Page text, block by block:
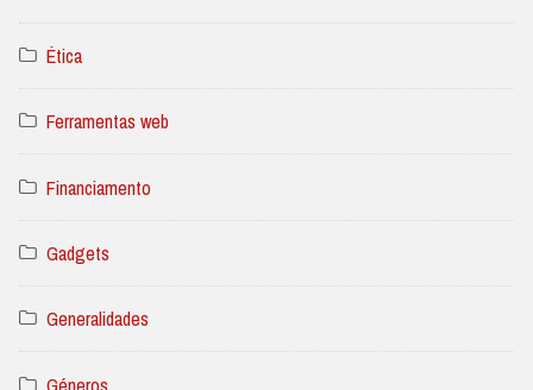
Ética
Ferramentas web
Financiamento
Gadgets
Generalidades